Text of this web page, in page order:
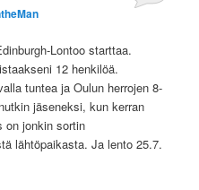
Lontoo starttaa.
12 henkilöä.
tuntea ja Oulun herrojen 8-
jäseneksi, kun kerran
on jonkin sortin
lähtöpaikasta. Ja lento 25.7.